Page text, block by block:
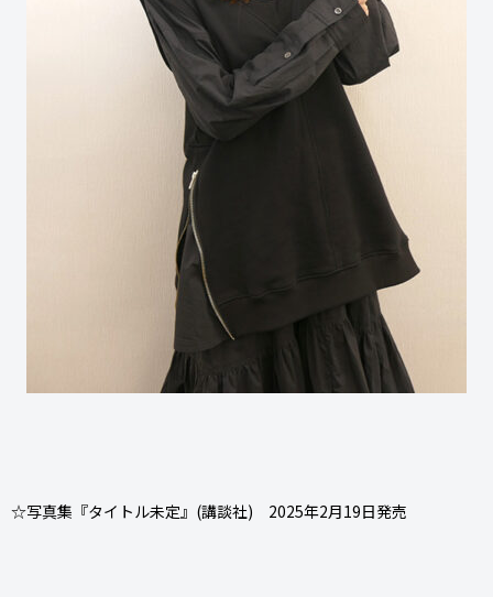
☆写真集『タイトル未定』(講談社) 2025年2月19日発売